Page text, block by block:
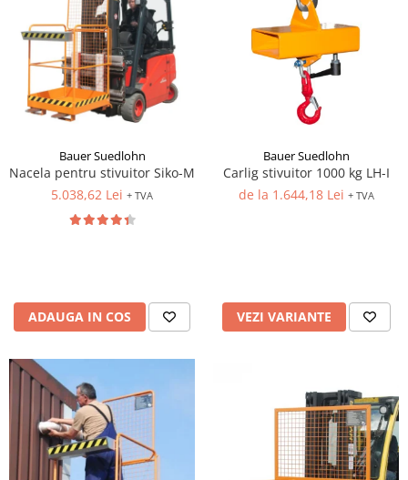
Bauer Suedlohn
Nacela pentru stivuitor Siko-M
5.038,62 Lei + TVA
ADAUGA IN COS
Bauer Suedlohn
Carlig stivuitor 1000 kg LH-I
de la 1.644,18 Lei + TVA
VEZI VARIANTE